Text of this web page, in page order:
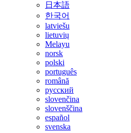
日本語
한국어
latviešu
lietuvių
Melayu
norsk
polski
português
română
русский
slovenčina
slovenščina
español
svenska